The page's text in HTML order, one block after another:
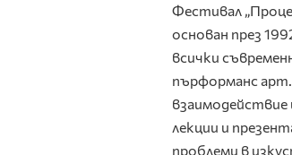
Фестивал
основан през
всички
пърформанс
взаимодействие
лекции и
проблеми в